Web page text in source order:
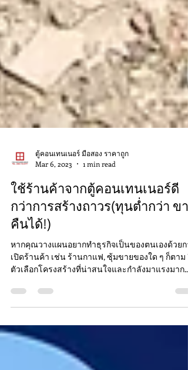
Mar 6, 2023
1 min read
ใช้ร้านค้าจากตู้คอนเทนเนอร์ดี
กว่าการสร้างถาวร(ทุนต่ำกว่า ขาย
คืนได้!)
หากคุณวางแผนอยากทำธุรกิจเป็นของตนเองด้วยกา
ตัวเลือกโครงสร้างที่น่าสนใจและกำลังมาแรงมาก...